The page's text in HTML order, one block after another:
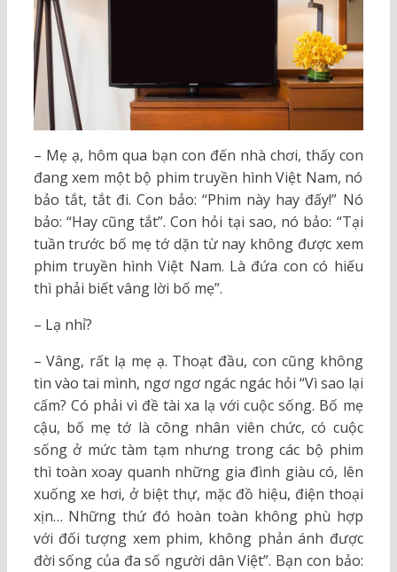
– Mẹ ạ, hôm qua bạn con đến nhà chơi, thấy con
đang xem một bộ phim truyền hình Việt Nam, nó
bảo tắt, tắt đi. Con bảo: “Phim này hay đấy!” Nó
bảo: “Hay cũng tắt”. Con hỏi tại sao, nó bảo: “Tại
tuần trước bố mẹ tớ dặn từ nay không được xem
phim truyền hình Việt Nam. Là đứa con có hiếu
thì phải biết vâng lời bố mẹ”.
– Lạ nhỉ?
– Vâng, rất lạ mẹ ạ. Thoạt đầu, con cũng không
tin vào tai mình, ngơ ngơ ngác ngác hỏi “Vì sao lại
cấm? Có phải vì đề tài xa lạ với cuộc sống. Bố mẹ
cậu, bố mẹ tớ là công nhân viên chức, có cuộc
sống ở mức tàm tạm nhưng trong các bộ phim
thì toàn xoay quanh những gia đình giàu có, lên
xuống xe hơi, ở biệt thự, mặc đồ hiệu, điện thoại
xịn… Những thứ đó hoàn toàn không phù hợp
với đối tượng xem phim, không phản ánh được
đời sống của đa số người dân Việt”. Bạn con bảo: